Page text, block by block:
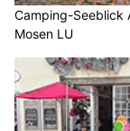
Camping-Seeblick
Mosen LU